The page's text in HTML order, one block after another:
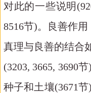
对此的一些说明
8516节)。良善作
真理与良善的结合
(3203, 3665, 3690
种子和土壤(3671